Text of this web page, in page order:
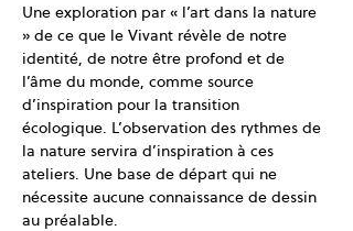
Une exploration par « l’art dans la nature
» de ce que le Vivant révèle de notre
identité, de notre être profond et de
l’âme du monde, comme source
d’inspiration pour la transition
écologique. L’observation des rythmes de
la nature servira d’inspiration à ces
ateliers. Une base de départ qui ne
nécessite aucune connaissance de dessin
au préalable.